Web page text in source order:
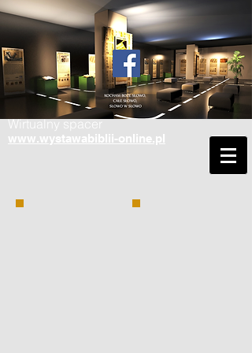
Wirtualny spacer
www.wystawabiblii-online.pl